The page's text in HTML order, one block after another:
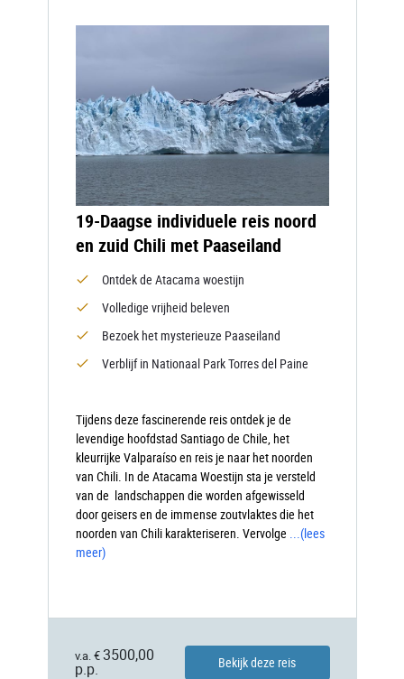
19-Daagse individuele reis noord
en zuid Chili met Paaseiland
Ontdek de Atacama woestijn
Volledige vrijheid beleven
Bezoek het mysterieuze Paaseiland
Verblijf in Nationaal Park Torres del Paine
Tijdens deze fascinerende reis ontdek je de
levendige hoofdstad Santiago de Chile, het
kleurrijke Valparaíso en reis je naar het noorden
van Chili. In de Atacama Woestijn sta je versteld
van de landschappen die worden afgewisseld
door geisers en de immense zoutvlaktes die het
noorden van Chili karakteriseren. Vervolge ...(lees
meer)
v.a. € 3500,00
p.p.
Bekijk deze reis